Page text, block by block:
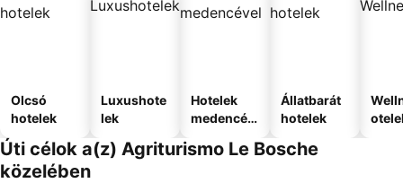
Olcsó
hotelek
Luxushote
lek
Hotelek
medencév
Állatbarát
hotelek
Úti célok a(z) Agriturismo Le Bosche
közelében